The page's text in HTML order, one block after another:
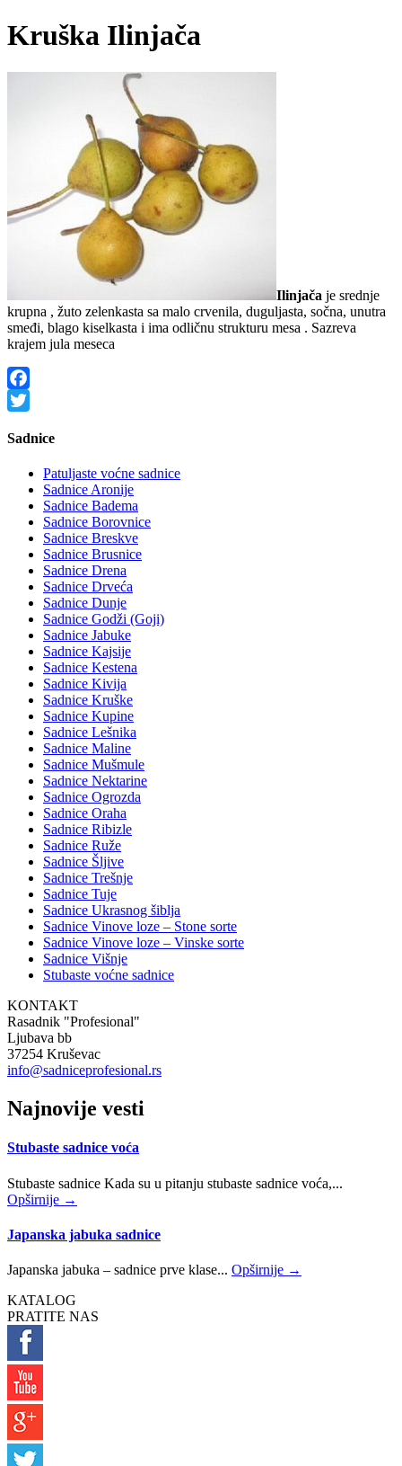
Kruška Ilinjača
Ilinjača je srednje
krupna , žuto zelenkasta sa malo crvenila, duguljasta, sočna, unutra
smeđi, blago kiselkasta i ima odličnu strukturu mesa . Sazreva
krajem jula meseca
Facebook
Sadnice
Patuljaste voćne sadnice
Sadnice Aronije
Sadnice Badema
Sadnice Borovnice
Sadnice Breskve
Sadnice Brusnice
Sadnice Drena
Sadnice Drveća
Sadnice Dunje
Sadnice Godži (Goji)
Sadnice Jabuke
Sadnice Kajsije
Sadnice Kestena
Sadnice Kivija
Sadnice Kruške
Sadnice Kupine
Sadnice Lešnika
Sadnice Maline
Sadnice Mušmule
Sadnice Nektarine
Sadnice Ogrozda
Sadnice Oraha
Sadnice Ribizle
Sadnice Ruže
Sadnice Šljive
Sadnice Trešnje
Sadnice Tuje
Sadnice Ukrasnog šiblja
Sadnice Vinove loze – Stone sorte
Sadnice Vinove loze – Vinske sorte
Sadnice Višnje
Stubaste voćne sadnice
KONTAKT
Rasadnik "Profesional"
Ljubava bb
37254 Kruševac
info@sadniceprofesional.rs
Najnovije vesti
Stubaste sadnice voća
Stubaste sadnice Kada su u pitanju stubaste sadnice voća,...
Opširnije →
Japanska jabuka sadnice
Japanska jabuka – sadnice prve klase... Opširnije →
KATALOG
PRATITE NAS